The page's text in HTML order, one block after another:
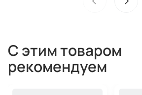
С этим товаром
рекомендуем